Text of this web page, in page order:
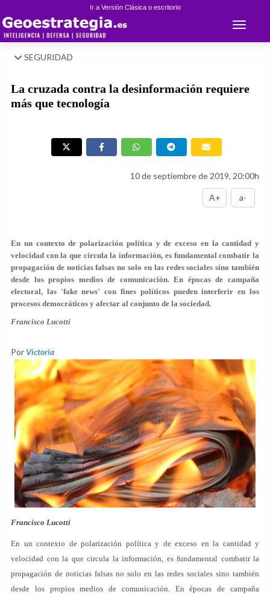
Ir a Versión Clásica o escritorio
Toggle
SEGURIDAD
La cruzada contra la desinformación requiere
más que tecnología
10 de septiembre de 2019, 20:00h
A+ a-
En un contexto de polarización política y de exceso en la cantidad y
velocidad con la que circula la información, es fundamental combatir la
propagación de noticias falsas no solo en las redes sociales sino también
desde los propios medios de comunicación. En épocas de campaña
electoral, las 'fake news' con fines políticos pueden interferir en los
procesos democráticos y afectar al conjunto de la sociedad.
Francisco Lucotti
Por Victoria
Francisco Lucotti
En un contexto de polarización política y de exceso en la cantidad y
velocidad con la que circula la información, es fundamental combatir la
propagación de noticias falsas no solo en las redes sociales sino también
desde los propios medios de comunicación. En épocas de campaña